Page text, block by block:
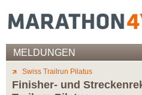
MELDUNGEN
Swiss Trailrun Pilatus
Finisher- und